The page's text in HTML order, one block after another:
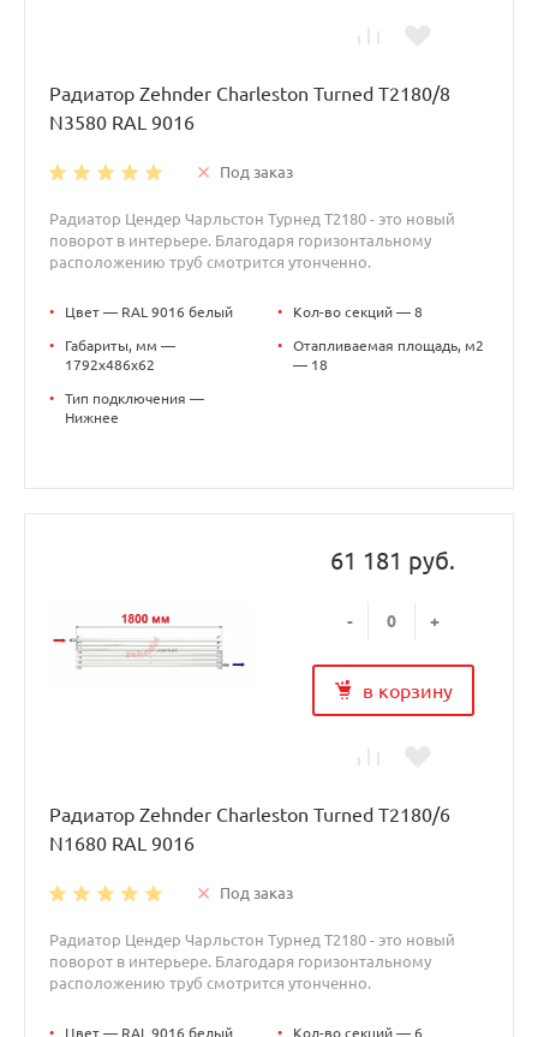
Радиатор Zehnder Charleston Turned T2180/8
N3580 RAL 9016
Под заказ
Радиатор Цендер Чарльстон Турнед T2180 - это новый
поворот в интерьере. Благодаря горизонтальному
расположению труб смотрится утонченно.
• Цвет — RAL 9016 белый
•
Габариты, мм —
1792x486x62
•
Тип подключения —
Нижнее
• Кол-во секций — 8
•
Отапливаемая площадь, м2
— 18
61 181 руб.
- +
в корзину
Радиатор Zehnder Charleston Turned T2180/6
N1680 RAL 9016
Под заказ
Радиатор Цендер Чарльстон Турнед T2180 - это новый
поворот в интерьере. Благодаря горизонтальному
расположению труб смотрится утонченно.
• Цвет — RAL 9016 белый • Кол-во секций — 6